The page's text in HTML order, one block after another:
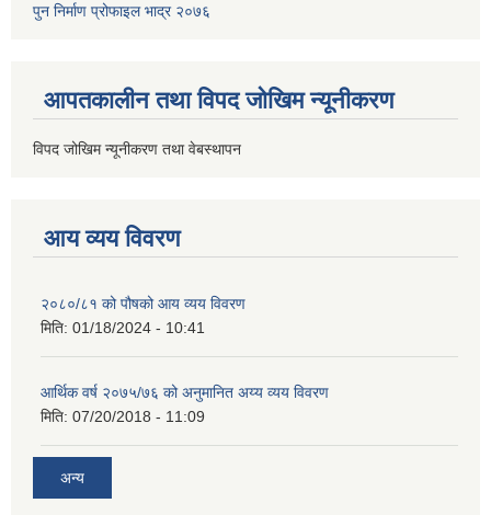
पुन निर्माण प्रोफाइल भाद्र २०७६
आपतकालीन तथा विपद जोखिम न्यूनीकरण
विपद जोखिम न्यूनीकरण तथा वेबस्थापन
आय व्यय विवरण
२०८०/८१ को पौषको आय व्यय विवरण
मिति: 01/18/2024 - 10:41
आर्थिक वर्ष २०७५/७६ को अनुमानित अय्य व्यय विवरण
मिति: 07/20/2018 - 11:09
अन्य